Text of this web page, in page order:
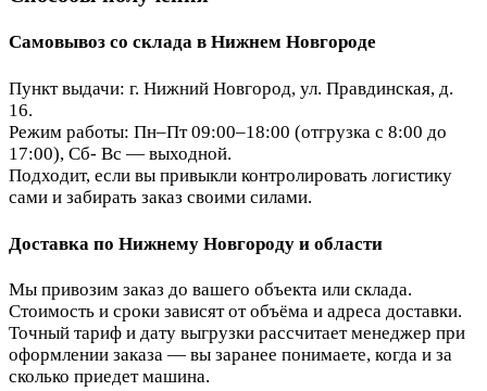
Самовывоз со склада в Нижнем Новгороде
Пункт выдачи: г. Нижний Новгород, ул. Правдинская, д.
16.
Режим работы: Пн–Пт 09:00–18:00 (отгрузка с 8:00 до
17:00), Сб- Вс — выходной.
Подходит, если вы привыкли контролировать логистику
сами и забирать заказ своими силами.
Доставка по Нижнему Новгороду и области
Мы привозим заказ до вашего объекта или склада.
Стоимость и сроки зависят от объёма и адреса доставки.
Точный тариф и дату выгрузки рассчитает менеджер при
оформлении заказа — вы заранее понимаете, когда и за
сколько приедет машина.